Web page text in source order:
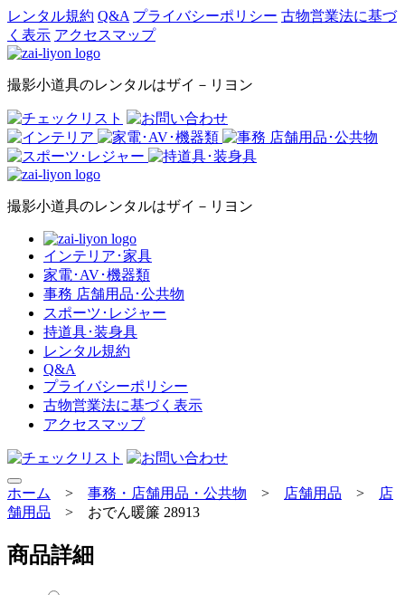
レンタル規約 Q&A プライバシーポリシー 古物営業法に基づ
く表示 アクセスマップ
撮影小道具のレンタルはザイ－リヨン
撮影小道具のレンタルはザイ－リヨン
インテリア･家具
家電･AV･機器類
事務 店舗用品･公共物
スポーツ･レジャー
持道具･装身具
レンタル規約
Q&A
プライバシーポリシー
古物営業法に基づく表示
アクセスマップ
ホーム > 事務・店舗用品・公共物 > 店舗用品 >
店
舗用品
> おでん暖簾 28913
商品詳細